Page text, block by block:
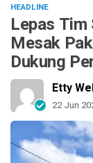
HEADLINE
Lepas
Mesak
Dukung
Etty
22 Jun